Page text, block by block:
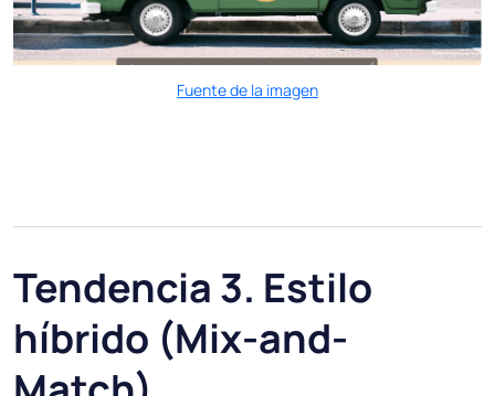
Fuente de la imagen
Tendencia 3. Estilo
híbrido (Mix-and-